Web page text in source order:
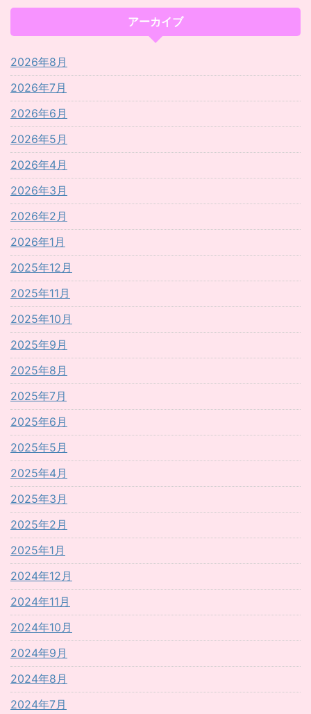
アーカイブ
2026年8月
2026年7月
2026年6月
2026年5月
2026年4月
2026年3月
2026年2月
2026年1月
2025年12月
2025年11月
2025年10月
2025年9月
2025年8月
2025年7月
2025年6月
2025年5月
2025年4月
2025年3月
2025年2月
2025年1月
2024年12月
2024年11月
2024年10月
2024年9月
2024年8月
2024年7月